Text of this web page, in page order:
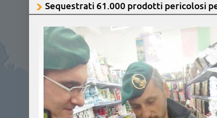
Sequestrati 61.000 prodotti pericolosi